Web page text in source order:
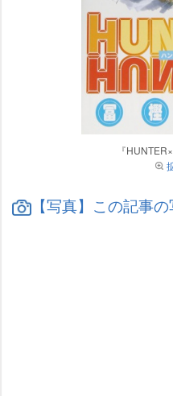
『
【写真】この記事